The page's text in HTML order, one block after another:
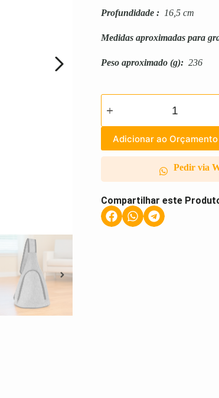
Profundidade : 16,5 cm
Medidas aproximadas para
Peso aproximado (g): 236
Adicionar ao Orçamento
Pedir via
Compartilhar este